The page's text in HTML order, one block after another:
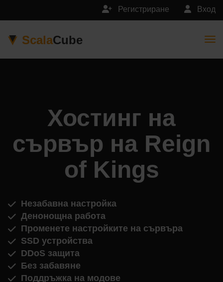
Вход
Регистриране
ScalaCube
Хостинг на
сървър на Reign
of Kings
Незабавна настройка
Денонощна работа
Променете настройките на сървъра
SSD устройства
DDoS защита
Без забавяне
Поддръжка на модове